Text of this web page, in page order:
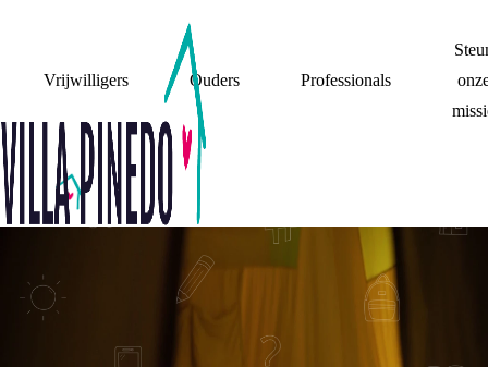
Vrijwilligers Ouders Professionals
VAKANTIE